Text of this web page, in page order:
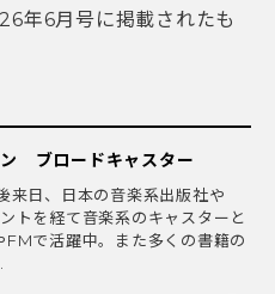
年6月号に掲載されたも
ブロードキャスター
来日、日本の音楽系出版社や
トを経て音楽系のキャスターと
FMで活躍中。また多くの書籍の